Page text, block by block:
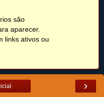
são
aparecer.
links ativos ou
›